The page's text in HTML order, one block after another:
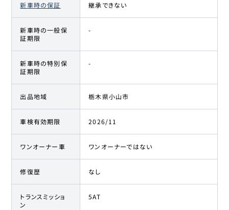
新車時の保証 継承できない
新車時の一般保
証期限
-
新車時の特別保
証期限
-
出品地域 栃木県小山市
車検有効期限 2026/11
ワンオーナー車 ワンオーナーではない
修復歴 なし
トランスミッショ
ン
5AT